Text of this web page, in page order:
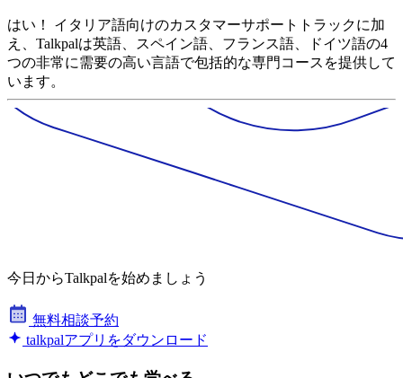
はい！ イタリア語向けのカスタマーサポートトラックに加
え、Talkpalは英語、スペイン語、フランス語、ドイツ語の4
つの非常に需要の高い言語で包括的な専門コースを提供して
います。
今日からTalkpalを始めましょう
無料相談予約
talkpalアプリをダウンロード